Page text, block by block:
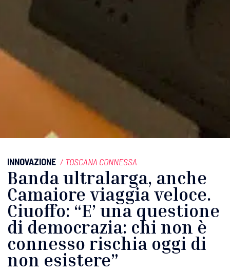
INNOVAZIONE / TOSCANA CONNESSA
Banda ultralarga, anche
Camaiore viaggia veloce.
Ciuoffo: “E’ una questione
di democrazia: chi non è
connesso rischia oggi di
non esistere”